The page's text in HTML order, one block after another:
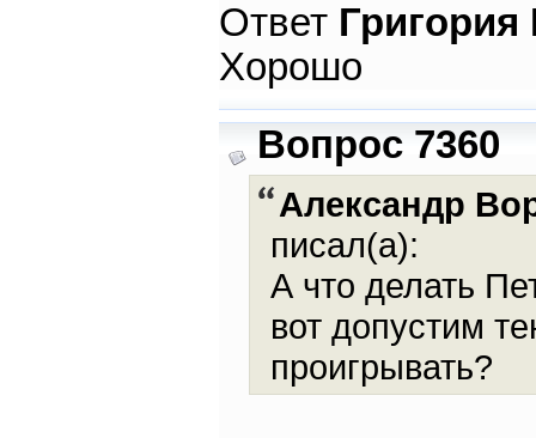
Ответ
Хорошо
Вопрос 7360
Александр
писал(а):
А что делать
вот допустим
проигрывать?